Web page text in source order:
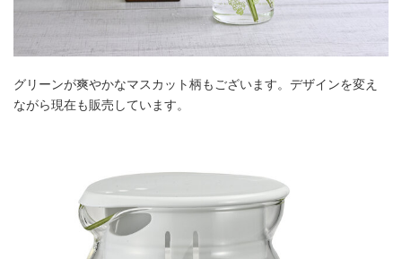
グリーンが爽やかなマスカット柄もございます。デザインを変え
ながら現在も販売しています。